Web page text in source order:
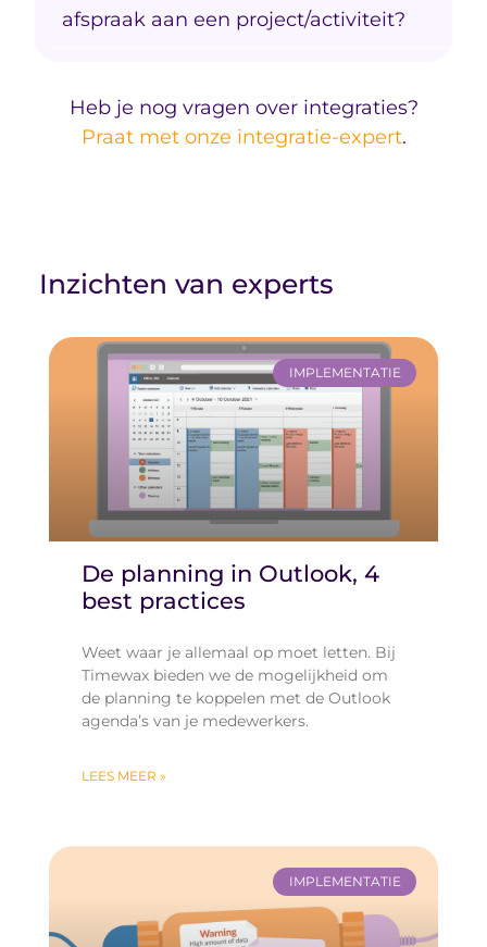
afspraak aan een project/activiteit?
Heb je nog vragen over integraties?
Praat met onze integratie-expert.
Inzichten van experts
IMPLEMENTATIE
De planning in Outlook, 4
best practices
Weet waar je allemaal op moet letten. Bij
Timewax bieden we de mogelijkheid om
de planning te koppelen met de Outlook
agenda’s van je medewerkers.
LEES MEER »
IMPLEMENTATIE